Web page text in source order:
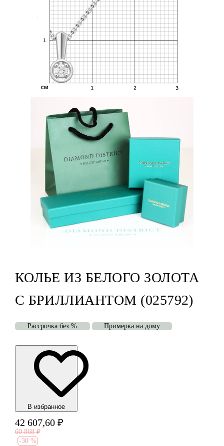
КОЛЬЕ ИЗ БЕЛОГО ЗОЛОТА
С БРИЛЛИАНТОМ (025792)
Рассрочка без % Примерка на дому
В избранноe
42 607,60 ₽
60 868 ₽
-30 %